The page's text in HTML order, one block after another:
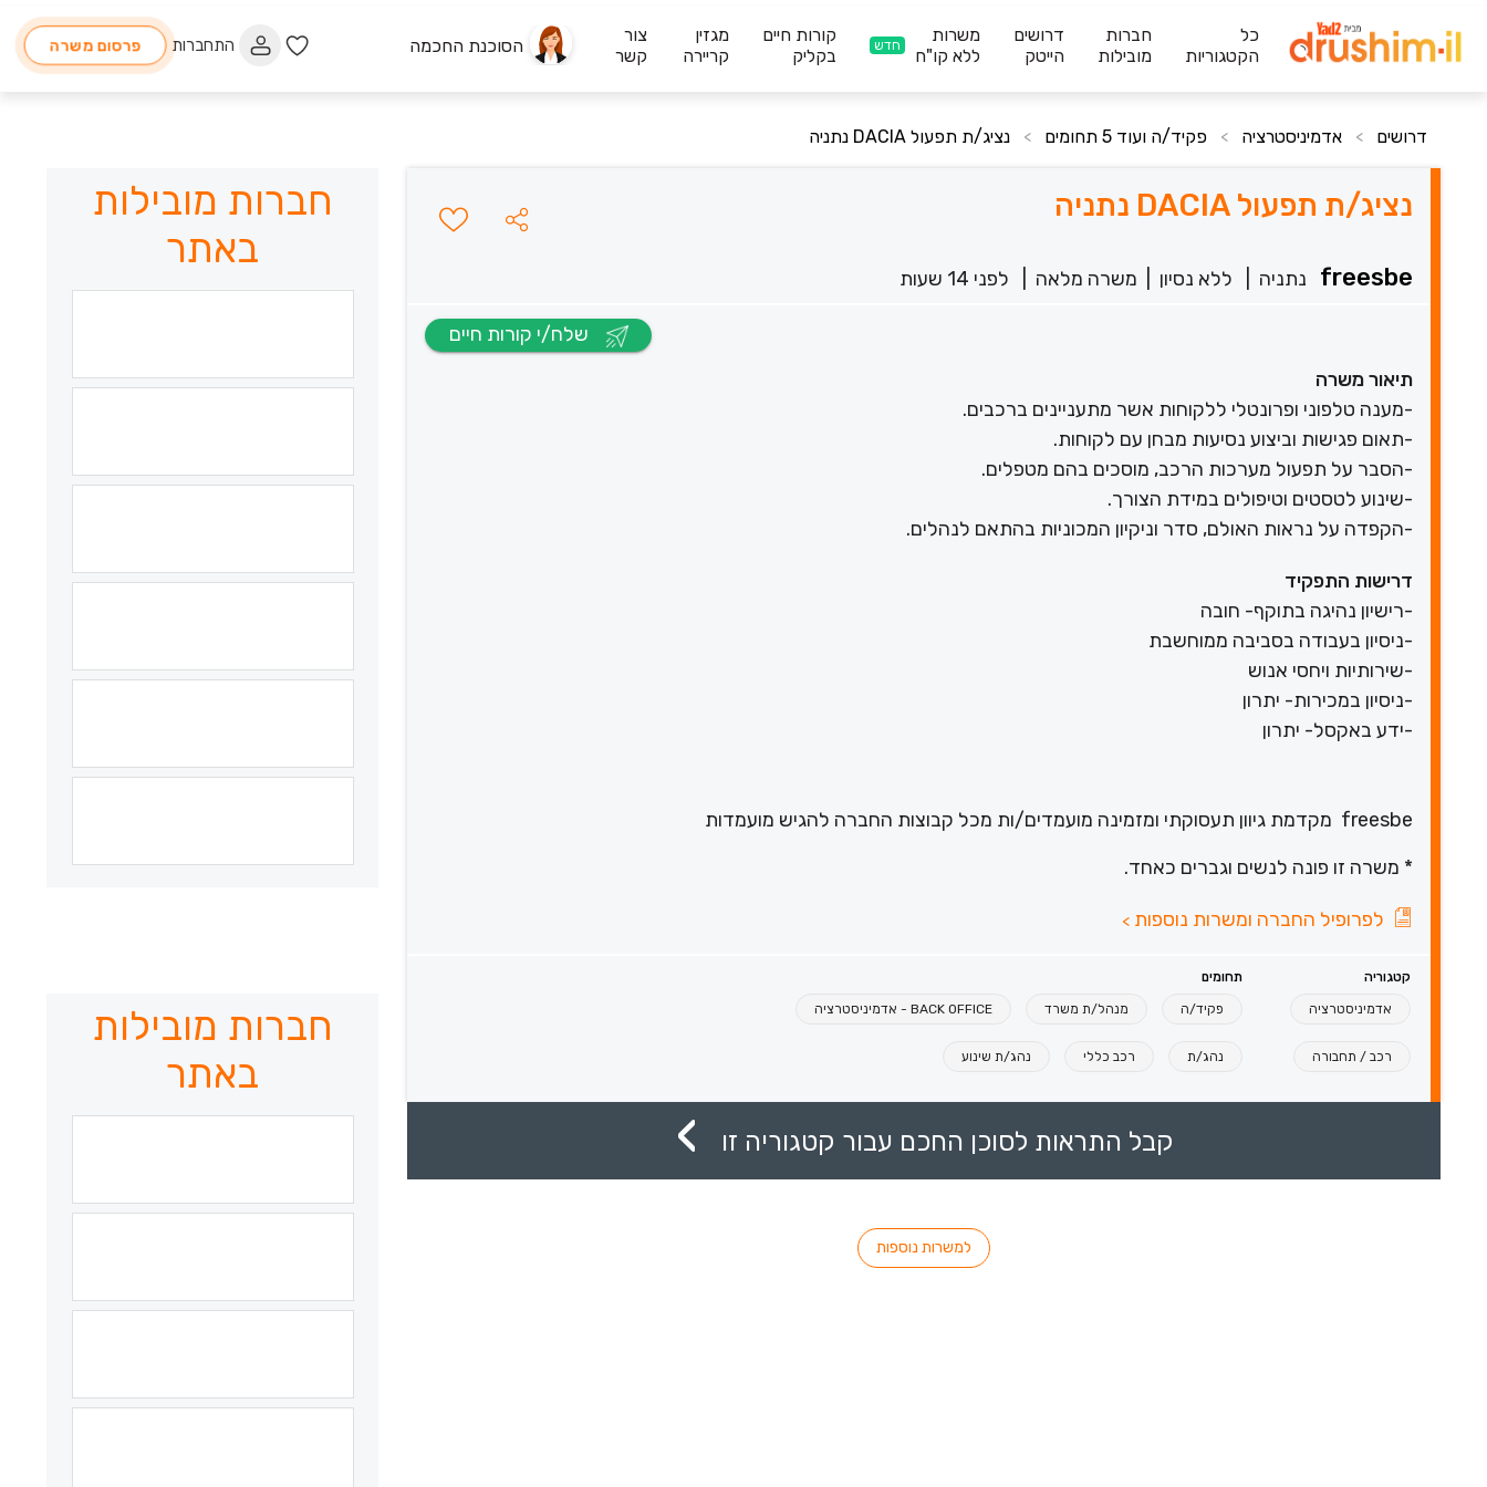
כל
הקטגוריות
חברות
מובילות
דרושים
הייטק
משרות
ללא קו"ח
חדש
קורות חיים
בקליק
מגזין
קריירה
צור
קשר
הסוכנת החכמה התחברות פרסום משרה
דרושים > אדמיניסטרציה > פקיד/ה ועוד 5 תחומים > נציג/ת תפעול DACIA נתניה
נציג/ת תפעול DACIA נתניה
freesbe נתניה ללא נסיון משרה מלאה לפני 14 שעות
תיאור משרה
-מענה טלפוני ופרונטלי ללקוחות אשר מתעניינים ברכבים.
-תאום פגישות וביצוע נסיעות מבחן עם לקוחות.
-הסבר על תפעול מערכות הרכב, מוסכים בהם מטפלים.
-שינוע לטסטים וטיפולים במידת הצורך.
-הקפדה על נראות האולם, סדר וניקיון המכוניות בהתאם לנהלים.
דרישות התפקיד
-רישיון נהיגה בתוקף- חובה
-ניסיון בעבודה בסביבה ממוחשבת
-שירותיות ויחסי אנוש
-ניסיון במכירות- יתרון
-ידע באקסל- יתרון
freesbe מקדמת גיוון תעסוקתי ומזמינה מועמדים/ות מכל קבוצות החברה להגיש מועמדות
* משרה זו פונה לנשים וגברים כאחד.
לפרופיל החברה ומשרות נוספות >
קטגוריה תחומים
אדמיניסטרציה פקיד/ה מנהל/ת משרד BACK OFFICE - אדמיניסטרציה
רכב / תחבורה נהג/ת רכב כללי נהג/ת שינוע
קבל התראות לסוכן החכם עבור קטגוריה זו
למשרות נוספות
חברות מובילות
באתר
חברות מובילות
באתר